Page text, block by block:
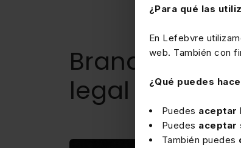
¿Para qué las
En Lefebvre
web. También con
¿Qué puedes
Puedes aceptar
Puedes aceptar
También puedes
Brand in
legal en